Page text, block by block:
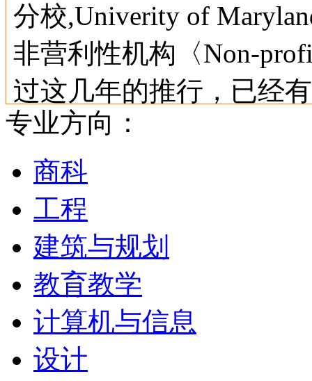
分校,Univerity of
非营利性机构〈Non-
过这几年的推行，已经
马里兰大学帕克分校位
必也就不像其它学校那
立学校，学费相对的也
便宜。不过，类似
系所，校方会加收特别
申请相关科系时，最好
费。
专业方向：
商科
工程
建筑与规划
教育教学
计算机与信息
设计